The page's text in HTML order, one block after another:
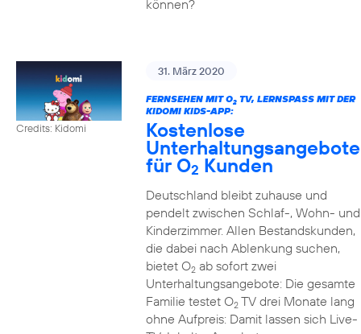
können?
Credits: Kidomi
31. März 2020
FERNSEHEN MIT O2TV, LERNSPASS MIT DER K
IDOMI KIDS-APP:
Kostenlose
Unterhaltungsangebote
für O2 Kunden
Deutschland bleibt zuhause und
pendelt zwischen Schlaf-, Wohn- und
Kinderzimmer. Allen Bestandskunden,
die dabei nach Ablenkung suchen,
bietet O2ab sofort zwei
Unterhaltungsangebote: Die gesamte
Familie testet O2TV drei Monate lang
ohne Aufpreis: Damit lassen sich Live-